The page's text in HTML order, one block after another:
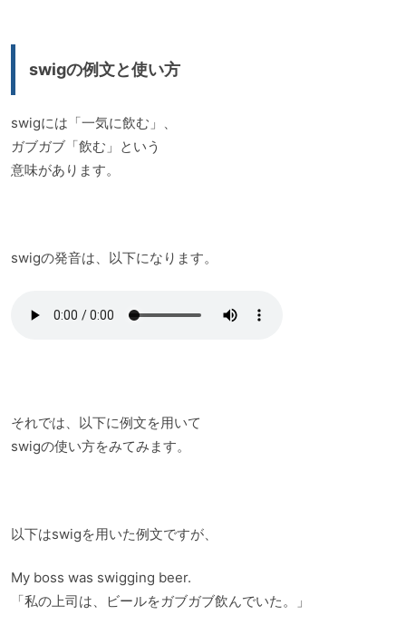
swigの例文と使い方
swigには「一気に飲む」、
ガブガブ「飲む」という
意味があります。
swigの発音は、以下になります。
それでは、以下に例文を用いて
swigの使い方をみてみます。
以下はswigを用いた例文ですが、
My boss was swigging beer.
「私の上司は、ビールをガブガブ飲んでいた。」